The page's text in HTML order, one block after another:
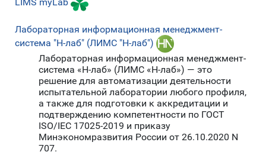
LIMS myLab
Лабораторная информационная менеджмент-
система "Н-лаб" (ЛИМС "Н-лаб")
Лабораторная информационная менеджмент-
система «Н-лаб» (ЛИМС «Н-лаб») — это
решение для автоматизации деятельности
испытательной лаборатории любого профиля,
а также для подготовки к аккредитации и
подтверждению компетентности по ГОСТ
ISO/IEC 17025-2019 и приказу
Минэкономразвития России от 26.10.2020 N
707.